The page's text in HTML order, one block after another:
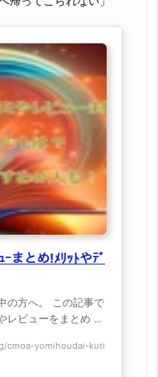
まとめ!ﾒﾘｯﾄやﾃﾞ
の方へ。 この記事で
レビューをまとめ ...
cmoa-yomihoudai-kuti